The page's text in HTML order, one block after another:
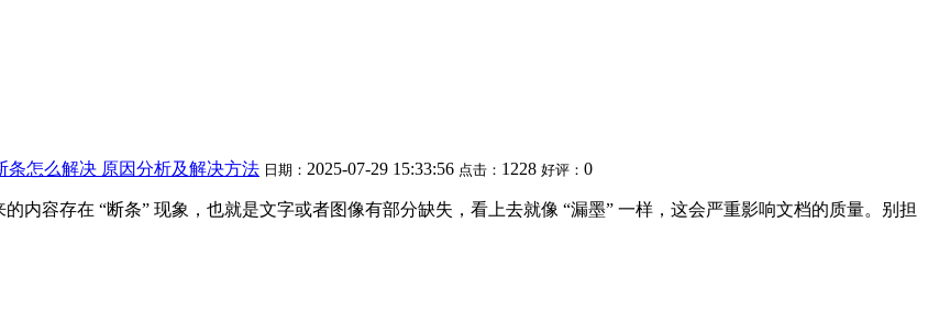
条怎么解决 原因分析及解决方法 日期： 2025-07-29 15:33:56 点击： 1228 好评： 0
内容存在 “断条” 现象，也就是文字或者图像有部分缺失，看上去就像 “漏墨” 一样，这会严重影响文档的质量。别担